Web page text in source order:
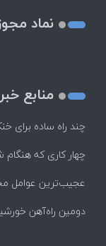
نماد
منابع
چند راه‌ ساده برای
چهار کاری که هنگام
عجیب‌ترین عوامل
دومین راه‌آهن